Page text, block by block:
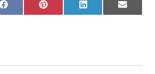
FacebookPinterest LinkedIn Email